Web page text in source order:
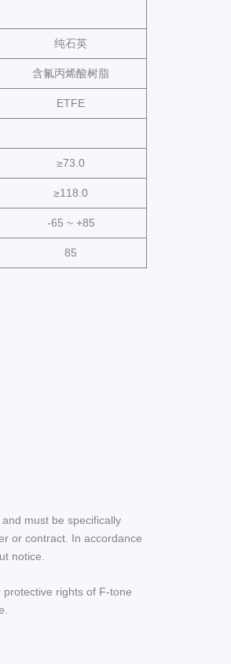
纯石英
含氟丙烯酸树脂
ETFE
≥73.0
≥118.0
-65 ~ +85
85
must be specifically
or contract. In accordance
notice.
rights of F-tone